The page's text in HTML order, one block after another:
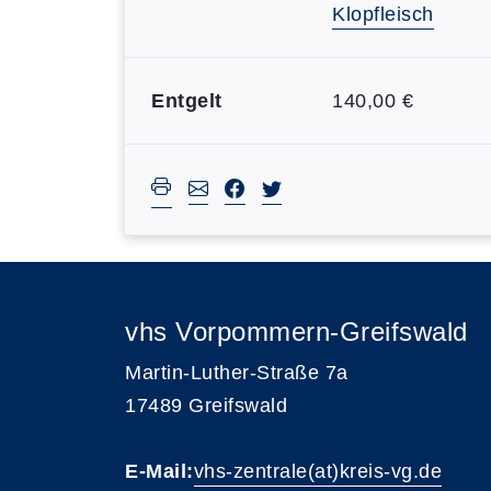
Klopfleisch
Entgelt 140,00 €
vhs Vorpommern-Greifswald
Martin-Luther-Straße 7a
17489 Greifswald
E-Mail:vhs-zentrale(at)kreis-vg.de